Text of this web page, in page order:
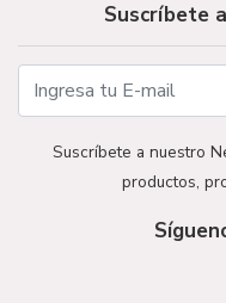
Suscríbete
Suscríbete a nuestro
productos,